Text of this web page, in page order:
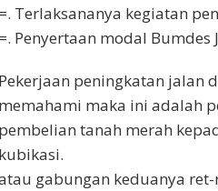
=. Terlaksananya kegiatan
=. Penyertaan modal
Pekerjaan peningkatan jalan
memahami maka ini adalah
pembelian tanah merah
kubikasi.
gabungan keduanya